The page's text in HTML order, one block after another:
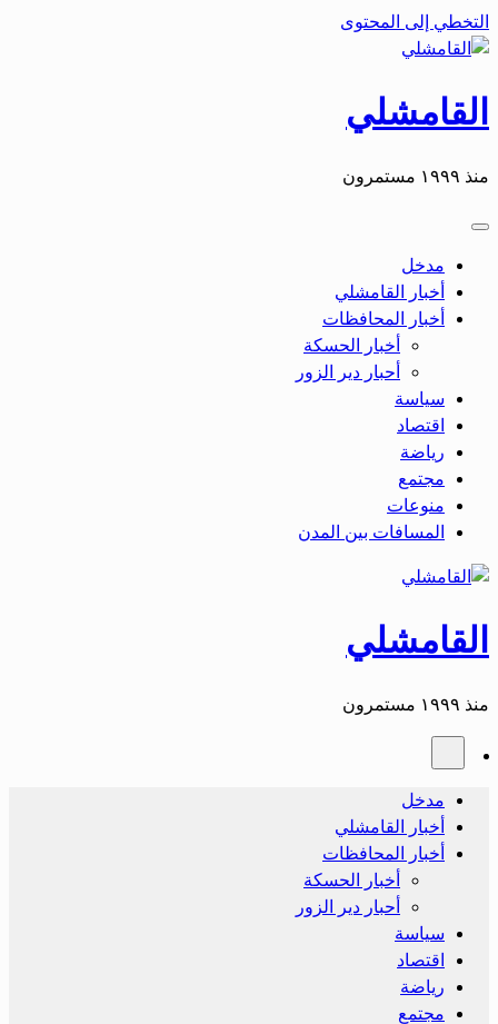
التخطي إلى المحتوى
القامشلي
منذ ١٩٩٩ مستمرون
مدخل
أخبار القامشلي
أخبار المحافظات
أخبار الحسكة
أحبار دير الزور
سياسة
اقتصاد
رياضة
مجتمع
منوعات
المسافات بين المدن
القامشلي
منذ ١٩٩٩ مستمرون
مدخل
أخبار القامشلي
أخبار المحافظات
أخبار الحسكة
أحبار دير الزور
سياسة
اقتصاد
رياضة
مجتمع